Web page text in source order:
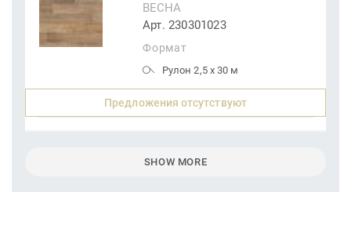
ВЕСНА
Арт. 230301023
Формат
Рулон 2,5 x 30 м
Предложения отсутствуют
SHOW MORE